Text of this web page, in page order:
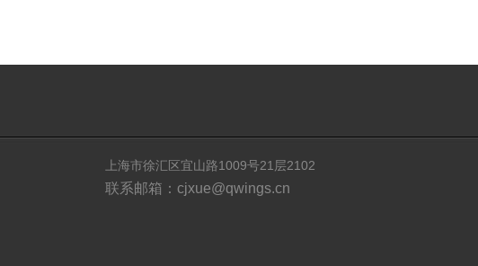
上海市徐汇区宜山路1009号21层2102
联系邮箱：cjxue@qwings.cn